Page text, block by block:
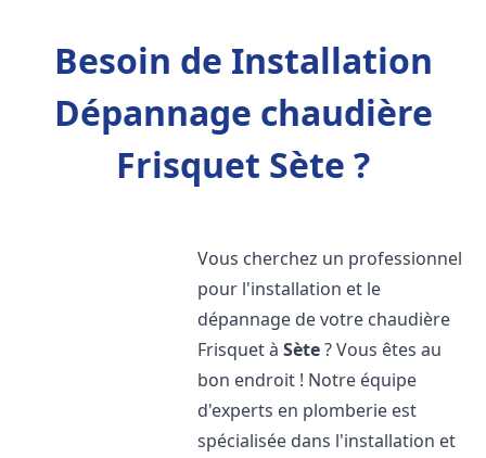
Besoin de Installation
Dépannage chaudière
Frisquet Sète ?
Vous cherchez un professionnel
pour l'installation et le
dépannage de votre chaudière
Frisquet àSète? Vous êtes au
bon endroit ! Notre équipe
d'experts en plomberie est
spécialisée dans l'installation et